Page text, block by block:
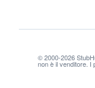
© 2000-2026
non è il venditore. I